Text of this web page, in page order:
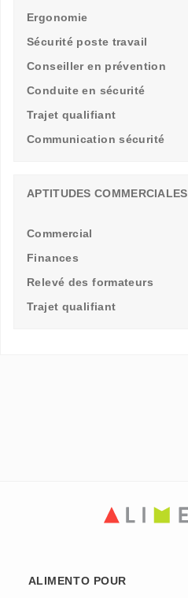
Ergonomie
Sécurité poste travail
Conseiller en prévention
Conduite en sécurité
Trajet qualifiant
Communication sécurité
APTITUDES COMMERCIALES
Commercial
Finances
Relevé des formateurs
Trajet qualifiant
ALIMENTO POUR